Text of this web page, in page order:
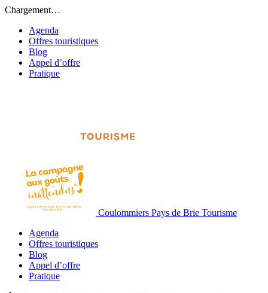
Chargement…
Agenda
Offres touristiques
Blog
Appel d’offre
Pratique
Coulommiers Pays de Brie Tourisme
Agenda
Offres touristiques
Blog
Appel d’offre
Pratique